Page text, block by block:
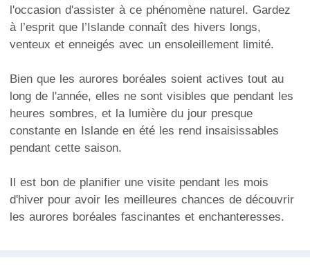
l'occasion d'assister à ce phénomène naturel. Gardez
à l’esprit que l’Islande connaît des hivers longs,
venteux et enneigés avec un ensoleillement limité.
Bien que les aurores boréales soient actives tout au
long de l'année, elles ne sont visibles que pendant les
heures sombres, et la lumière du jour presque
constante en Islande en été les rend insaisissables
pendant cette saison.
Il est bon de planifier une visite pendant les mois
d'hiver pour avoir les meilleures chances de découvrir
les aurores boréales fascinantes et enchanteresses.